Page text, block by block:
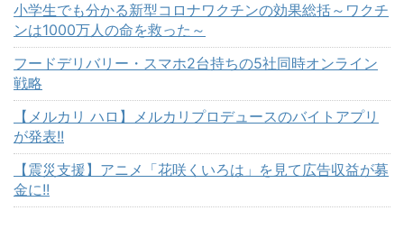
小学生でも分かる新型コロナワクチンの効果総括～ワクチ
ンは1000万人の命を救った～
フードデリバリー・スマホ2台持ちの5社同時オンライン
戦略
【メルカリ ハロ】メルカリプロデュースのバイトアプリ
が発表!!
【震災支援】アニメ「花咲くいろは」を見て広告収益が募
金に!!